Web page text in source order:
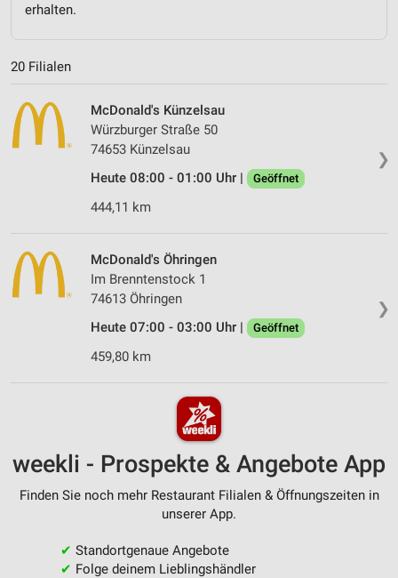
erhalten.
20 Filialen
❯
McDonald's Künzelsau
Würzburger Straße 50
74653 Künzelsau
Heute 08:00 - 01:00 Uhr |
Geöffnet
444,11 km
❯
McDonald's Öhringen
Im Brenntenstock 1
74613 Öhringen
Heute 07:00 - 03:00 Uhr |
Geöffnet
459,80 km
weekli - Prospekte & Angebote App
Finden Sie noch mehr Restaurant Filialen & Öffnungszeiten in
unserer App.
✔ Standortgenaue Angebote
✔ Folge deinem Lieblingshändler